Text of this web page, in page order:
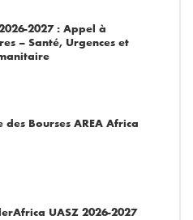
2027 : Appel à
– Santé, Urgences et
des Bourses AREA Africa
UASZ 2026-2027